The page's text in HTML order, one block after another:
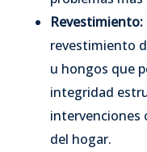
Revestimiento:
revestimiento
u hongos que
integridad
intervenciones
del hogar.